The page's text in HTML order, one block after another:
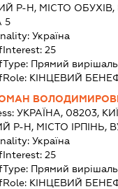
Р-Н, МІСТО
5
Україна
25
Прямий
КІНЦЕВИЙ
УКРАЇНА, 08203,
Р-Н, МІСТО ІРПІНЬ,
Україна
25
Прямий
КІНЦЕВИЙ